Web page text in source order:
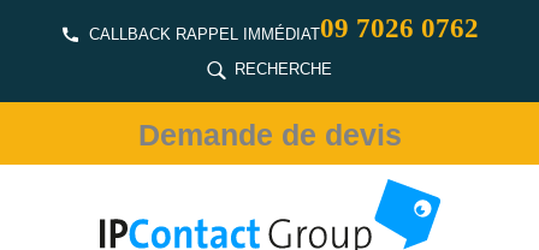
CALLBACK RAPPEL IMMÉDIAT09 7026 0762
RECHERCHE
Demande de devis